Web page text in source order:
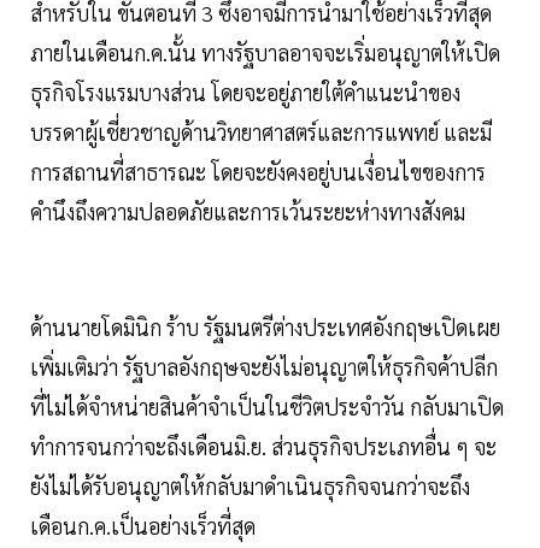
สำหรับใน ขั้นตอนที่ 3 ซึ่งอาจมีการนำมาใช้อย่างเร็วที่สุด
ภายในเดือนก.ค.นั้น ทางรัฐบาลอาจจะเริ่มอนุญาตให้เปิด
ธุรกิจโรงแรมบางส่วน โดยจะอยู่ภายใต้คำแนะนำของ
บรรดาผู้เชี่ยวชาญด้านวิทยาศาสตร์และการแพทย์ และมี
การสถานที่สาธารณะ โดยจะยังคงอยู่บนเงื่อนไขของการ
คำนึงถึงความปลอดภัยและการเว้นระยะห่างทางสังคม
ด้านนายโดมินิก ร้าบ รัฐมนตรีต่างประเทศอังกฤษเปิดเผย
เพิ่มเติมว่า รัฐบาลอังกฤษจะยังไม่อนุญาตให้ธุรกิจค้าปลีก
ที่ไม่ได้จำหน่ายสินค้าจำเป็นในชีวิตประจำวัน กลับมาเปิด
ทำการจนกว่าจะถึงเดือนมิ.ย. ส่วนธุรกิจประเภทอื่น ๆ จะ
ยังไม่ได้รับอนุญาตให้กลับมาดำเนินธุรกิจจนกว่าจะถึง
เดือนก.ค.เป็นอย่างเร็วที่สุด